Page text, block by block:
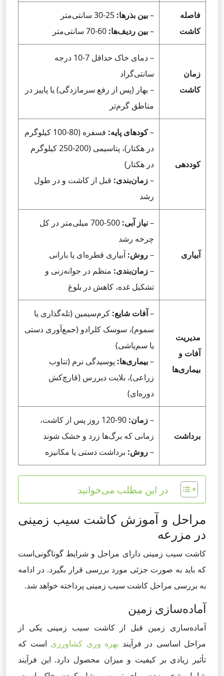
فاصله
کاشت
–بین بذرها:
–بین ردیف‌ها:
زمان
کاشت
– دمای خاک حداقل 7-10 درجه
سانتی‌گراد
– بهار (پس از رفع سرمازدگی) یا پاییز در
مناطق گرم‌تر
کوددهی
–کودهای پایه:
فسفره (80-100 کیلوگرم
در هکتار)، پتاسیمی (200-250 کیلوگرم
در هکتار)
–زمان‌بندی: قبل از کاشت و در طول
رشد
آبیاری
–نیاز آبی:
500-700 میلی‌متر در کل
چرخه رشد
–روش: آبیاری قطره‌ای یا بارانی
–زمان‌بندی: منظم در جوانه‌زنی و
تشکیل غده، کاهش در بلوغ
مدیریت
آفات و
بیماری‌ها
–آفات شایع: کرم‌سیمین (تله‌گذاری یا
سموم)، سوسک کلرادو (جمع‌آوری دستی
یا سم‌پاشی)
–بیماری‌ها: پوسیدگی نرم (تناوب
زراعی)، بلایت دیررس (قارچ‌کش
دوره‌ای)
برداشت
–زمان:
90-120 روز پس از کاشت،
زمانی که برگ‌ها زرد و خشک شوند
–روش: برداشت دستی یا مکانیزه
در این مطلب می‌خوانید
مراحل و آموزش کاشت سیب زمینی
در مزرعه
کاشت سیب زمینی دارای مراحل و شرایط گوناگونی‌است
که باید به صورت جزئی مورد بررسی قرار بگیرد. در ادامه
به بررسی مراحل کاشت سیب زمینی پرداخته خواهد شد.
آماده‌سازی زمین
آماده‌سازی زمین قبل از کاشت سیب زمینی یکی از
مراحل اساسی در فرآیند بهره وری کشاورزی است که
تأثیر زیادی بر کیفیت و میزان محصول دارد. این فرآیند